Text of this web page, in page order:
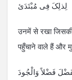
لِذلِکَ فِی مُبْتَدَئ
उनमें से रखा
पहुँचाने वाले हैं और
فَضْلاً وَالْجُودَ